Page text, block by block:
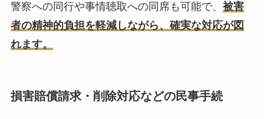
警察への同行や事情聴取への同席も可能で、 被害
者の精神的負担を軽減しながら、確実な対応が図
れます。
損害賠償請求・削除対応などの民事手続